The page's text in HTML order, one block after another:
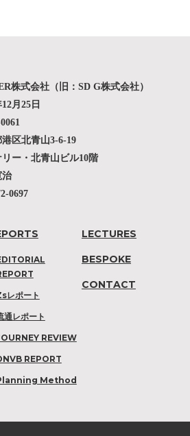
株式会社（旧：SD G株式会社）
月25日
区北青山3-6-19
ー・北青山ビル10階
治
0697
レポート
通レポート
REVIEW
REPORT
Method
LECTURES
BESPOKE
CONTACT